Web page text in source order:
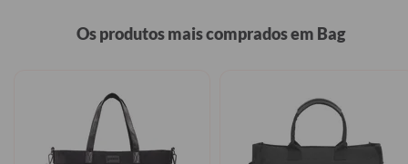
Os produtos mais comprados em Bag